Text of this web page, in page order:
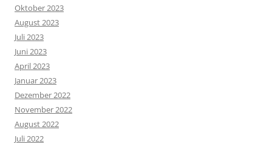
Oktober 2023
August 2023
Juli 2023
Juni 2023
April 2023
Januar 2023
Dezember 2022
November 2022
August 2022
Juli 2022